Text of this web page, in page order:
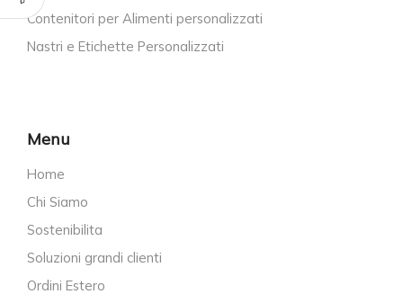
Contenitori per Alimenti personalizzati
Nastri e Etichette Personalizzati
Menu
Home
Chi Siamo
Sostenibilita
Soluzioni grandi clienti
Ordini Estero